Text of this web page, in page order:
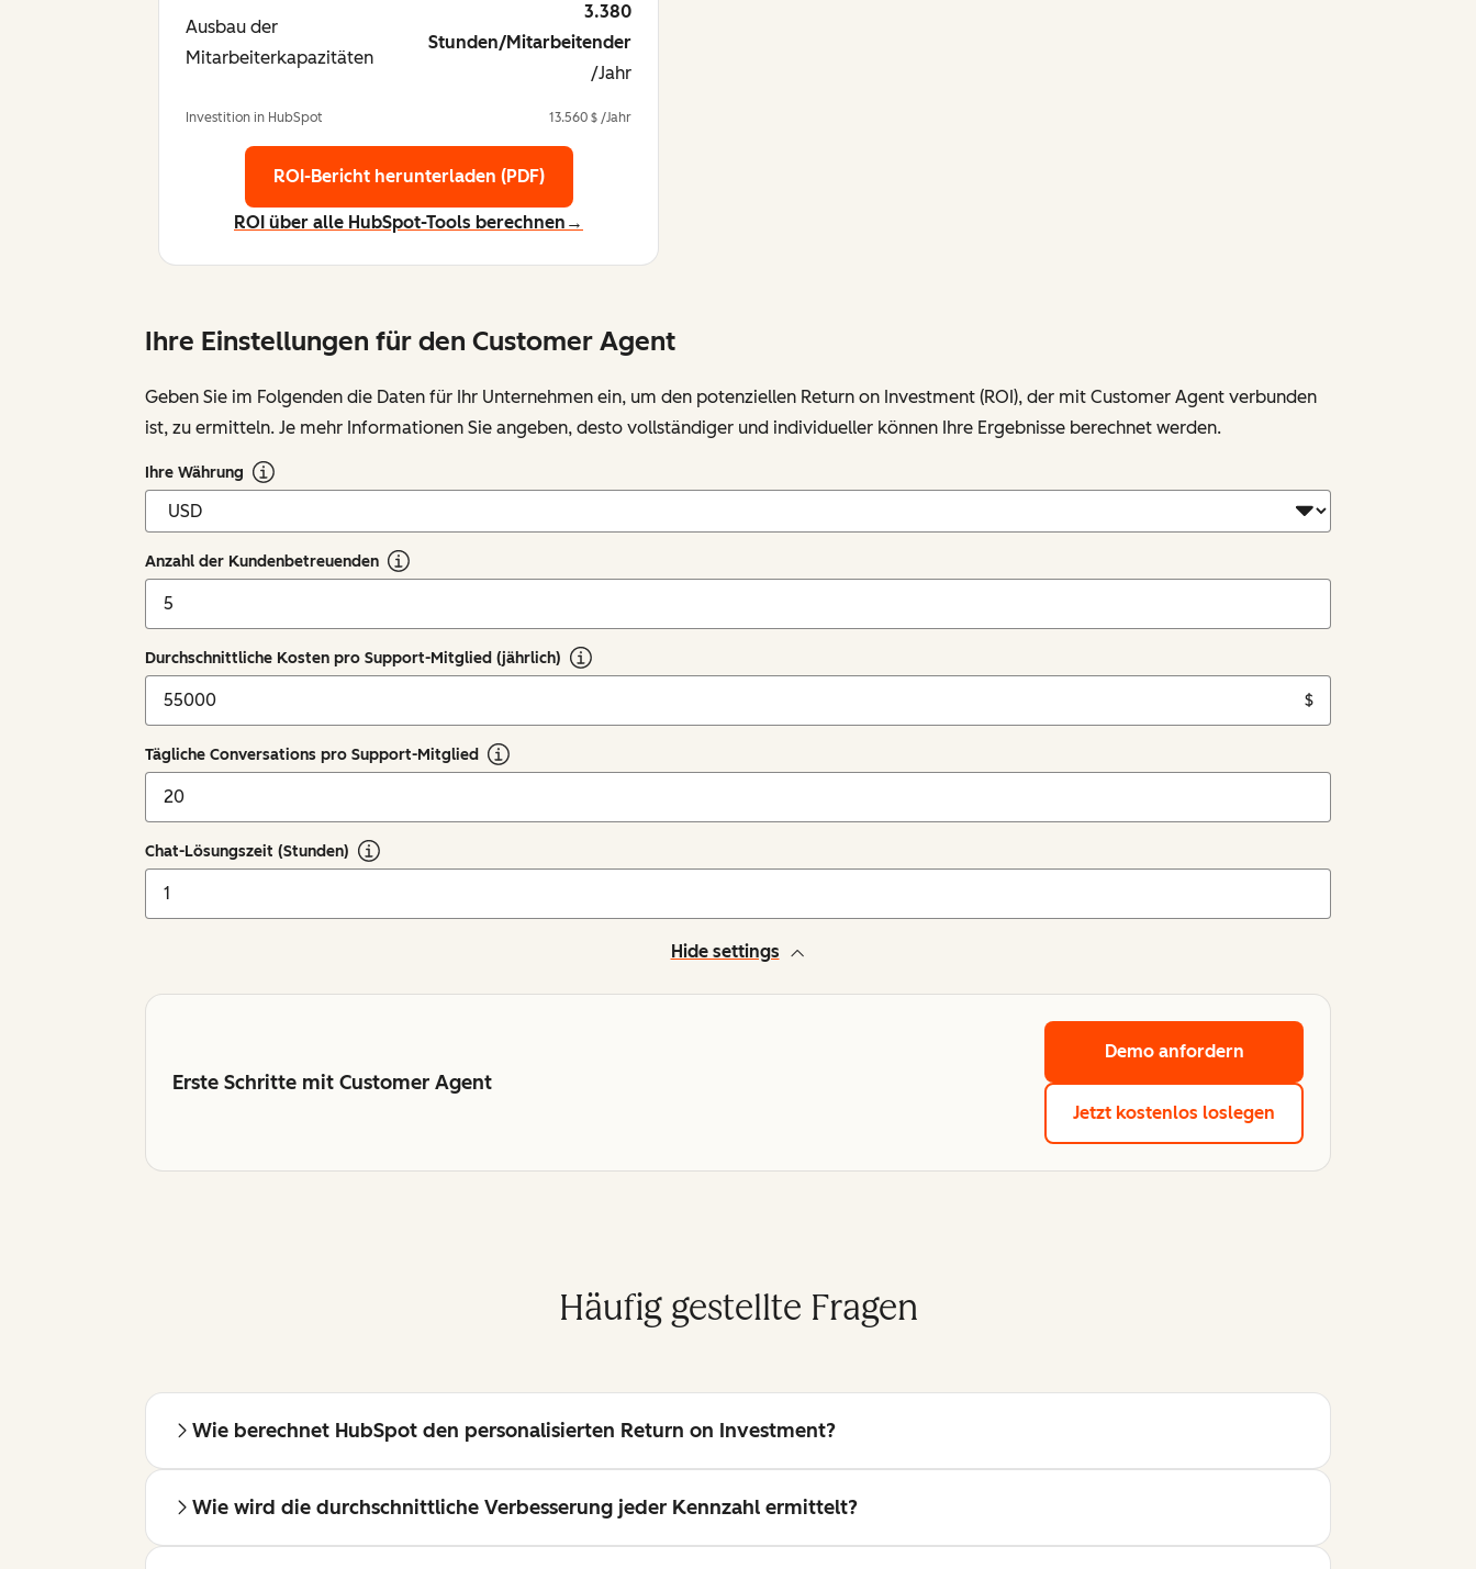
Ihre Einstellungen für den Customer Agent
Geben Sie im Folgenden die Daten für Ihr Unternehmen ein, um den potenziellen Return on Investment (ROI), der mit Customer Agent verbunden
ist, zu ermitteln. Je mehr Informationen Sie angeben, desto vollständiger und individueller können Ihre Ergebnisse berechnet werden.
Ihre Währung
Anzahl der Kundenbetreuenden
Durchschnittliche Kosten pro Support-Mitglied (jährlich)
$
Tägliche Conversations pro Support-Mitglied
Chat-Lösungszeit (Stunden)
Hide settings
Erste Schritte mit Customer Agent
Demo anfordern
Jetzt kostenlos loslegen
Ausbau der
Mitarbeiterkapazitäten
3.380
Stunden/Mitarbeitender
/Jahr
Investition in HubSpot 13.560 $ /Jahr
ROI-Bericht herunterladen (PDF)
ROI über alle HubSpot-Tools berechnen→
Häufig gestellte Fragen
Wie berechnet HubSpot den personalisierten Return on Investment?
Wie wird die durchschnittliche Verbesserung jeder Kennzahl ermittelt?